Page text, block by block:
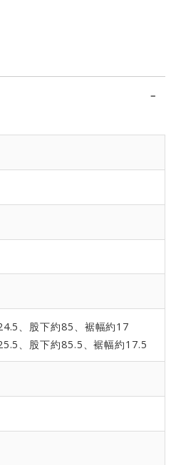
、股下約85、裾幅約17
、股下約85.5、裾幅約17.5